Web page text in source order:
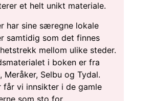
et helt unikt materiale.
har sine særegne lokale
samtidig som det finnes
mellom ulike steder.
i boken er fra
Meråker, Selbu og Tydal.
får vi innsikter i de gamle
som sto for